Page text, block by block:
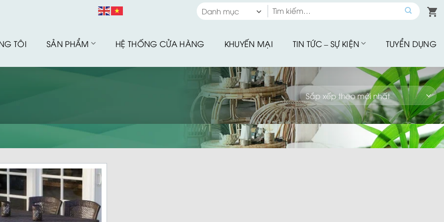
Danh mục
Bàn Ghế Quầy Bar
Bàn Ghế Sân Vườn
Bộ Sưu Tập
Bàn Ghế Ăn Ngoài Trời
Sofa Mây Nhựa
Bàn Ghế Ban Công
Bàn Ghế Cafe
Tìm
kiếm:
TÔI SẢN PHẨM HỆ THỐNG CỬA HÀNG KHUYẾN MẠI TIN TỨC – SỰ KIỆN TUYỂN DỤNG